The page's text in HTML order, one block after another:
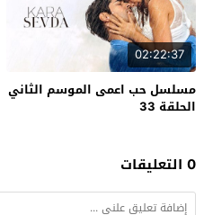
02:22:37
مسلسل حب اعمى الموسم الثاني
الحلقة 33
0 التعليقات